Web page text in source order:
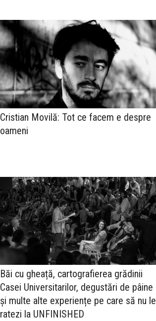
Cristian Movilă: Tot ce facem e despre
oameni
Băi cu gheață, cartografierea grădinii
Casei Universitarilor, degustări de pâine
și multe alte experiențe pe care să nu le
ratezi la UNFINISHED